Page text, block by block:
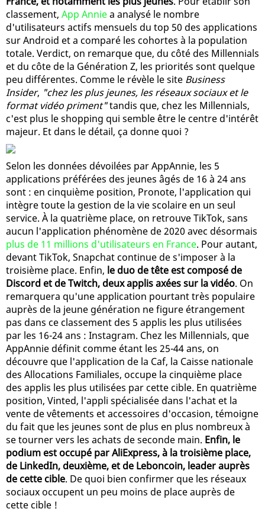
classement, App Anniea analysé le nombre
d'utilisateurs actifs mensuels du top 50 des applications
sur Android et a comparé les cohortes à la population
totale. Verdict, on remarque que, du côté des Millennials
et du côte de la Génération Z, les priorités sont quelque
peu différentes. Comme le révèle le site Business
Insider, "chez les plus jeunes, les réseaux sociaux et le
format vidéo priment"tandis que, chez les Millennials,
c'est plus le shopping qui semble être le centre d'intérêt
majeur. Et dans le détail, ça donne quoi ?
Selon les données dévoilées par AppAnnie, les 5
applications préférées des jeunes âgés de 16 à 24 ans
sont : en cinquième position, Pronote, l'application qui
intègre toute la gestion de la vie scolaire en un seul
service. À la quatrième place, on retrouve TikTok, sans
aucun l'application phénomène de 2020 avec désormais
plus de 11 millions d'utilisateurs en France. Pour autant,
devant TikTok, Snapchat continue de s'imposer à la
troisième place. Enfin, le duo de tête est composé de
Discord et de Twitch, deux applis axées sur la vidéo. On
remarquera qu'une application pourtant très populaire
auprès de la jeune génération ne figure étrangement
pas dans ce classement des 5 applis les plus utilisées
par les 16-24 ans : Instagram. Chez les Millennials, que
AppAnnie définit comme étant les 25-44 ans, on
découvre que l'application de la Caf, la Caisse nationale
des Allocations Familiales, occupe la cinquième place
des applis les plus utilisées par cette cible. En quatrième
position, Vinted, l'appli spécialisée dans l'achat et la
vente de vêtements et accessoires d'occasion, témoigne
du fait que les jeunes sont de plus en plus nombreux à
se tourner vers les achats de seconde main. Enfin, le
podium est occupé par AliExpress, à la troisième place,
de LinkedIn, deuxième, et de Leboncoin, leader auprès
de cette cible. De quoi bien confirmer que les réseaux
sociaux occupent un peu moins de place auprès de
cette cible !